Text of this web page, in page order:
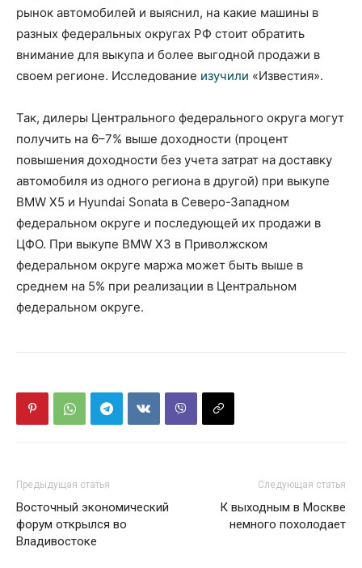
рынок автомобилей и выяснил, на какие машины в
разных федеральных округах РФ стоит обратить
внимание для выкупа и более выгодной продажи в
своем регионе. Исследование изучили «Известия».
Так, дилеры Центрального федерального округа могут
получить на 6–7% выше доходности (процент
повышения доходности без учета затрат на доставку
автомобиля из одного региона в другой) при выкупе
BMW X5 и Hyundai Sonata в Cеверо-Западном
федеральном округе и последующей их продажи в
ЦФО. При выкупе BMW X3 в Приволжском
федеральном округе маржа может быть выше в
среднем на 5% при реализации в Центральном
федеральном округе.
Предыдущая статья
Восточный экономический
форум открылся во
Владивостоке
Следующая статья
К выходным в Москве
немного похолодает